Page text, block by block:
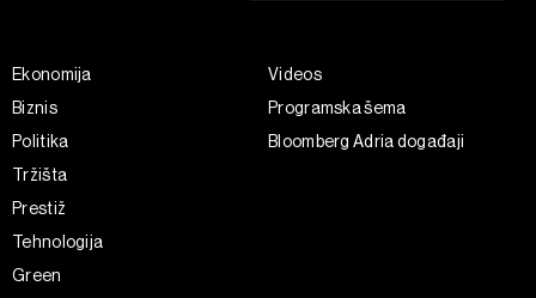
Ekonomija
Biznis
Politika
Tržišta
Prestiž
Tehnologija
Green
Videos
Programska šema
Bloomberg Adria događaji